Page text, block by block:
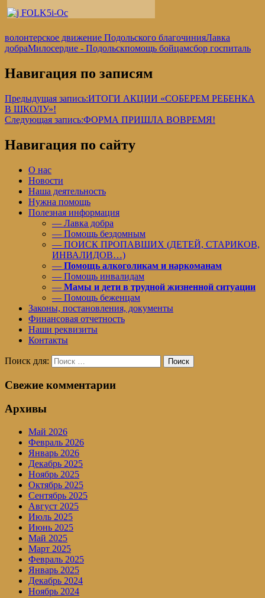
волонтерское движение Подольского благочинияЛавка
добраМилосердие - Подольскпомощь бойцамсбор госпиталь
Навигация по записям
Предыдущая запись:ИТОГИ АКЦИИ «СОБЕРЕМ РЕБЕНКА
В ШКОЛУ»!
Следующая запись:ФОРМА ПРИШЛА ВОВРЕМЯ!
Навигация по сайту
О нас
Новости
Наша деятельность
Нужна помощь
Полезная информация
— Лавка добра
— Помощь бездомным
— ПОИСК ПРОПАВШИХ (ДЕТЕЙ, СТАРИКОВ,
ИНВАЛИДОВ…)
— Помощь алкоголикам и наркоманам
— Помощь инвалидам
— Мамы и дети в трудной жизненной ситуации
— Помощь беженцам
Законы, постановления, документы
Финансовая отчетность
Наши реквизиты
Контакты
Поиск для: Поиск
Свежие комментарии
Архивы
Май 2026
Февраль 2026
Январь 2026
Декабрь 2025
Ноябрь 2025
Октябрь 2025
Сентябрь 2025
Август 2025
Июль 2025
Июнь 2025
Май 2025
Март 2025
Февраль 2025
Январь 2025
Декабрь 2024
Ноябрь 2024